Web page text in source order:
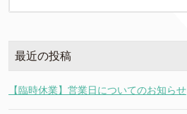
最近の投稿
【臨時休業】営業日についてのお知らせ